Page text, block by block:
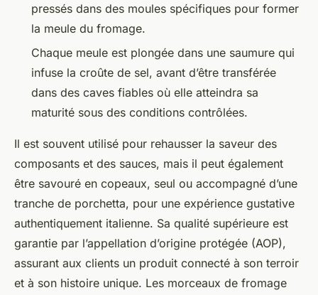
pressés dans des moules spécifiques pour former
la meule du fromage.
Chaque meule est plongée dans une saumure qui
infuse la croûte de sel, avant d’être transférée
dans des caves fiables où elle atteindra sa
maturité sous des conditions contrôlées.
Il est souvent utilisé pour rehausser la saveur des
composants et des sauces, mais il peut également
être savouré en copeaux, seul ou accompagné d’une
tranche de porchetta, pour une expérience gustative
authentiquement italienne. Sa qualité supérieure est
garantie par l’appellation d’origine protégée (AOP),
assurant aux clients un produit connecté à son terroir
et à son histoire unique. Les morceaux de fromage